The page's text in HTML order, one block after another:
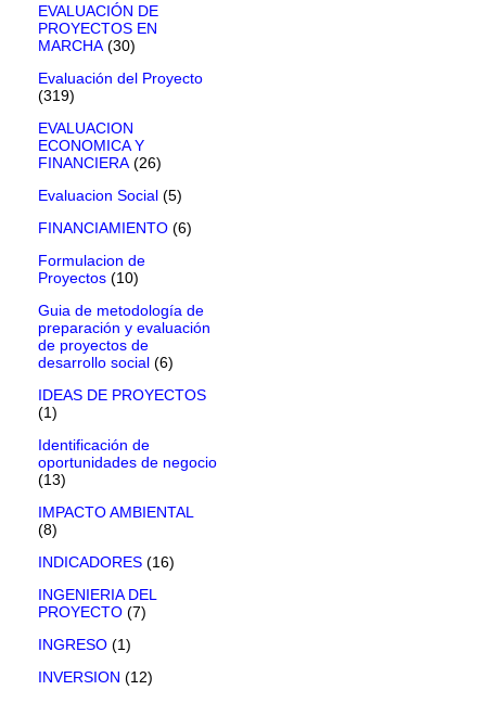
EVALUACIÓN DE
PROYECTOS EN
MARCHA (30)
Evaluación del Proyecto
(319)
EVALUACION
ECONOMICA Y
FINANCIERA (26)
Evaluacion Social (5)
FINANCIAMIENTO (6)
Formulacion de
Proyectos (10)
Guia de metodología de
preparación y evaluación
de proyectos de
desarrollo social (6)
IDEAS DE PROYECTOS
(1)
Identificación de
oportunidades de negocio
(13)
IMPACTO AMBIENTAL
(8)
INDICADORES (16)
INGENIERIA DEL
PROYECTO (7)
INGRESO (1)
INVERSION (12)